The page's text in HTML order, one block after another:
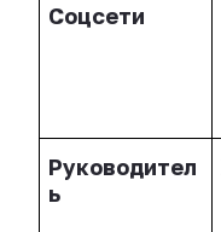
Соцсети
Руководител
ь